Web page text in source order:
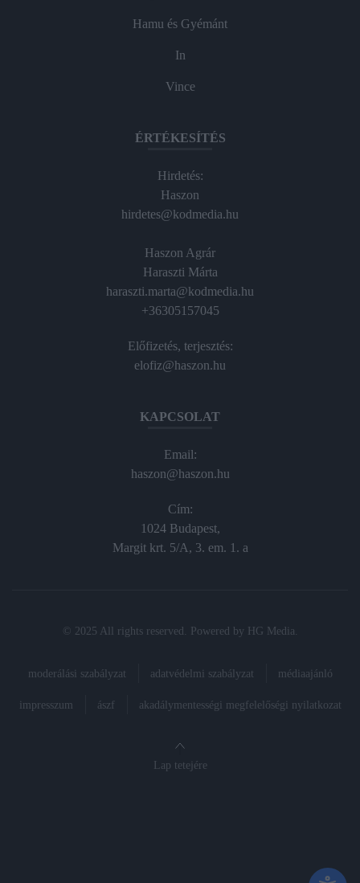
Hamu és Gyémánt
In
Vince
ÉRTÉKESÍTÉS
Hirdetés:
Haszon
hirdetes@kodmedia.hu
Haszon Agrár
Haraszti Márta
haraszti.marta@kodmedia.hu
+36305157045
Előfizetés, terjesztés:
elofiz@haszon.hu
KAPCSOLAT
Email:
haszon@haszon.hu
Cím:
1024 Budapest,
Margit krt. 5/A, 3. em. 1. a
© 2025 All rights reserved. Powered by HG Media
moderálási szabályzat adatvédelmi szabályzat médiaajánló
impresszum ászf akadálymentességi megfelelőségi nyilatkozat
Lap tetejére